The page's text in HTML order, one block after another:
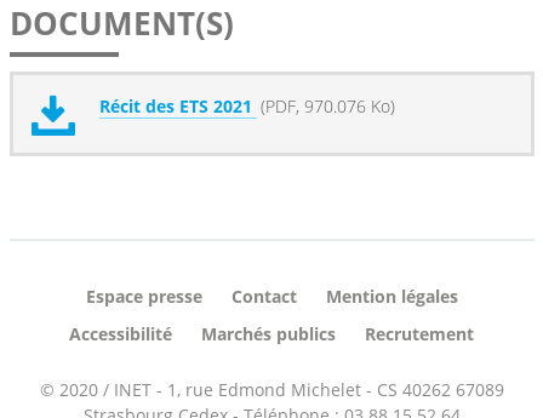
DOCUMENT(S)
Récit des ETS 2021 (PDF, 970.076 Ko)
Espace presse Contact
Mention légales
Accessibilité
Marchés publics Recrutement
© 2020 / INET - 1, rue Edmond Michelet - CS 40262 67089